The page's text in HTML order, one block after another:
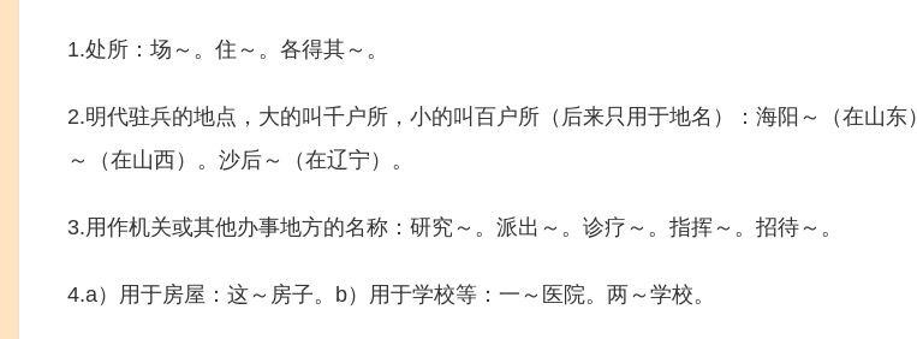
1.处所：场～。住～。各得其～。
2.明代驻兵的地点，大的叫千户所，小的叫百户所（后来只用于地名）：海阳～（在山
～（在山西）。沙后～（在辽宁）。
3.用作机关或其他办事地方的名称：研究～。派出～。诊疗～。指挥～。招待～。
4.a）用于房屋：这～房子。b）用于学校等：一～医院。两～学校。